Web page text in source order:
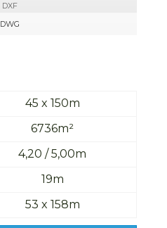
DXF
DWG
45 x 150m
6736m²
4,20 / 5,00m
19m
53 x 158m